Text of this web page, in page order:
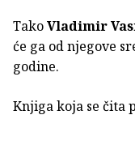
TakoVladimir
će ga od njegove
godine.
Knjiga koja se čita